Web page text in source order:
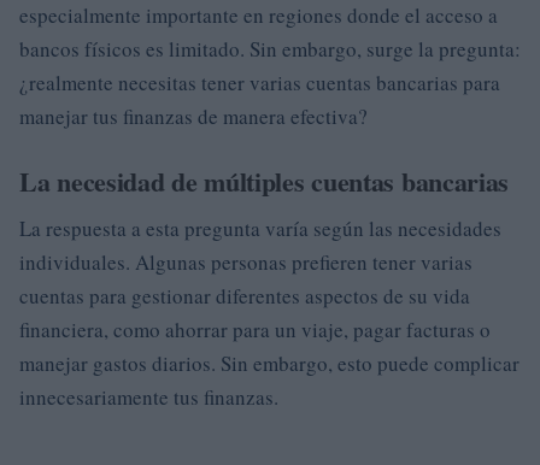
especialmente importante en regiones donde el acceso a
bancos físicos es limitado. Sin embargo, surge la pregunta:
¿realmente necesitas tener varias cuentas bancarias para
manejar tus finanzas de manera efectiva?
La necesidad de múltiples cuentas bancarias
La respuesta a esta pregunta varía según las necesidades
individuales. Algunas personas prefieren tener varias
cuentas para gestionar diferentes aspectos de su vida
financiera, como ahorrar para un viaje, pagar facturas o
manejar gastos diarios. Sin embargo, esto puede complicar
innecesariamente tus finanzas.